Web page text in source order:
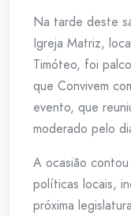
Na tarde deste
Igreja Matriz,
Timóteo, foi
que Convivem
evento, que
moderado pelo
A ocasião
políticas locais,
próxima